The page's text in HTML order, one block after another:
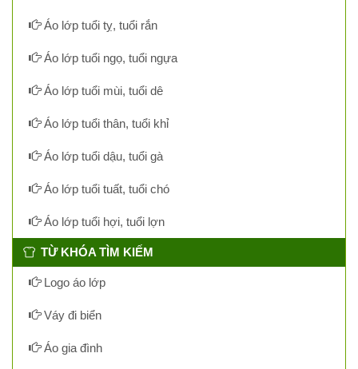
Áo lớp tuổi tỵ, tuổi rắn
Áo lớp tuổi ngọ, tuổi ngựa
Áo lớp tuổi mùi, tuổi dê
Áo lớp tuổi thân, tuổi khỉ
Áo lớp tuổi dậu, tuổi gà
Áo lớp tuổi tuất, tuổi chó
Áo lớp tuổi hợi, tuổi lợn
TỪ KHÓA TÌM KIẾM
Logo áo lớp
Váy đi biển
Áo gia đình